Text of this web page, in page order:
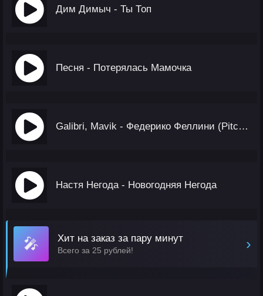
Дим Димыч - Ты Топ
Песня - Потерялась Мамочка
Galibri, Mavik - Федерико Феллини (Pitched Version)
Настя Негода - Новогодняя Негода
🎤 Хит на заказ за пару минут
Всего за 25 рублей! ›